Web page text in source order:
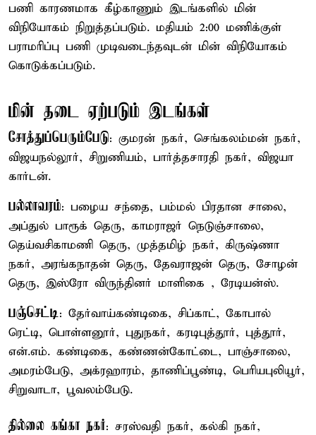
பணி காரணமாக கீழ்காணும் இடங்களில் மின்
விநியோகம் நிறுத்தப்படும். மதியம் 2:00 மணிக்குள்
பராமரிப்பு பணி முடிவடைந்தவுடன் மின் விநியோகம்
கொடுக்கப்படும்.
மின் தடை ஏற்படும் இடங்கள்
சோத்துப்பெரும்பேடு: குமரன் நகர், செங்கலம்மன் நகர்,
விஜயநல்லூர், சிறுணியம், பார்த்தசாரதி நகர், விஜயா
கார்டன்.
பல்லாவரம்: பழைய சந்தை, பம்மல் பிரதான சாலை,
அப்துல் பாரூக் தெரு, காமராஜர் நெடுஞ்சாலை,
தெய்வசிகாமணி தெரு, முத்தமிழ் நகர், கிருஷ்ணா
நகர், அரங்கநாதன் தெரு, தேவராஜன் தெரு, சோழன்
தெரு, இஸ்ரோ விருந்தினர் மாளிகை , ரேடியன்ஸ்.
பஞ்செட்டி: தேர்வாய்கண்டிகை, சிப்காட், கோபால்
ரெட்டி, பொள்ளனூர், புதுநகர், கரடிபுத்தூர், புத்தூர்,
என்.எம். கண்டிகை, கண்ணன்கோட்டை, பாஞ்சாலை,
அமரம்பேடு, அக்ரஹாரம், தாணிப்பூண்டி, பெரியபுலியூர்,
சிறுவாடா, பூவலம்பேடு.
தில்லை கங்கா நகர்: சரஸ்வதி நகர், கல்கி நகர்,